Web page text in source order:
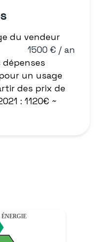
du vendeur
1500 € / an
un usage
des prix de
: 1120€ ~